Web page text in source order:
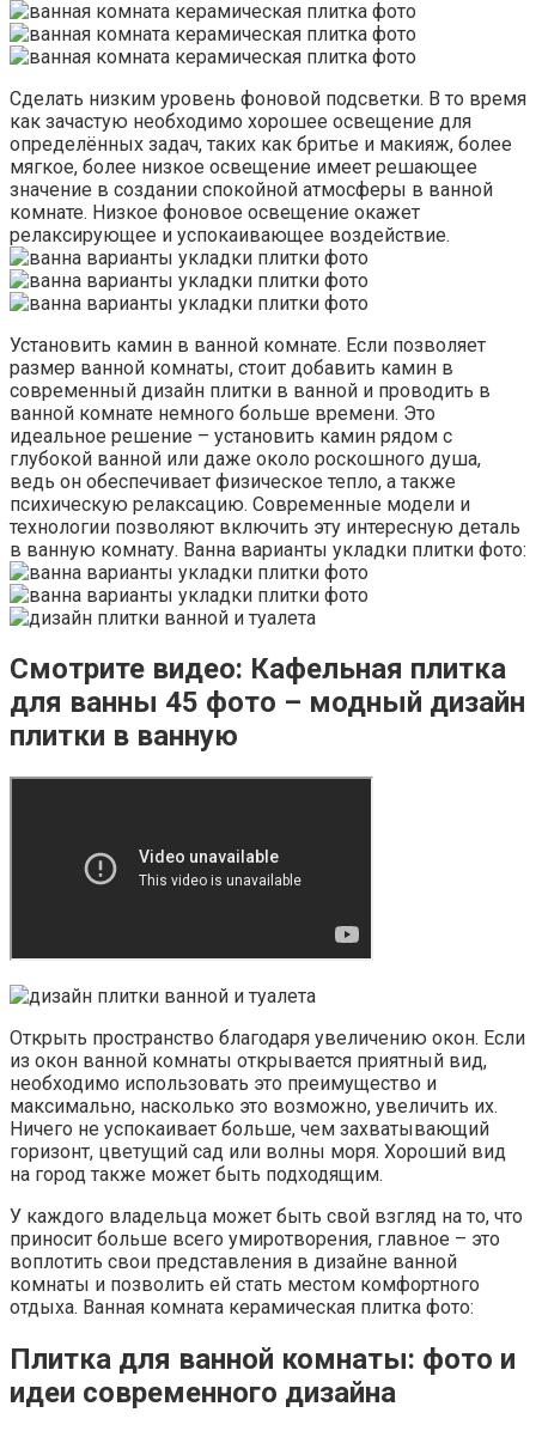
Сделать низким уровень фоновой подсветки. В то время
как зачастую необходимо хорошее освещение для
определённых задач, таких как бритье и макияж, более
мягкое, более низкое освещение имеет решающее
значение в создании спокойной атмосферы в ванной
комнате. Низкое фоновое освещение окажет
релаксирующее и успокаивающее воздействие.
Установить камин в ванной комнате. Если позволяет
размер ванной комнаты, стоит добавить камин в
современный дизайн плитки в ванной и проводить в
ванной комнате немного больше времени. Это
идеальное решение – установить камин рядом с
глубокой ванной или даже около роскошного душа,
ведь он обеспечивает физическое тепло, а также
психическую релаксацию. Современные модели и
технологии позволяют включить эту интересную деталь
в ванную комнату. Ванна варианты укладки плитки фото:
Смотрите видео: Кафельная плитка
для ванны 45 фото – модный дизайн
плитки в ванную
Открыть пространство благодаря увеличению окон. Если
из окон ванной комнаты открывается приятный вид,
необходимо использовать это преимущество и
максимально, насколько это возможно, увеличить их.
Ничего не успокаивает больше, чем захватывающий
горизонт, цветущий сад или волны моря. Хороший вид
на город также может быть подходящим.
У каждого владельца может быть свой взгляд на то, что
приносит больше всего умиротворения, главное – это
воплотить свои представления в дизайне ванной
комнаты и позволить ей стать местом комфортного
отдыха. Ванная комната керамическая плитка фото:
Плитка для ванной комнаты: фото и
идеи современного дизайна